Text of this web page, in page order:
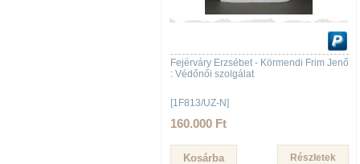
Fejérváry Erzsébet - Körmendi Frim Jenő
: Védőnői szolgálat
[1F813/UZ-N]
160.000 Ft
Részletek